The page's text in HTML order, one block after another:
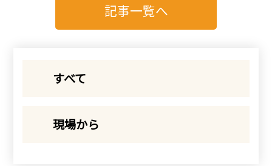
記事一覧へ
すべて
現場から